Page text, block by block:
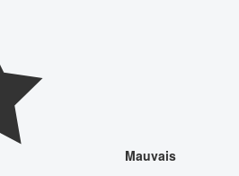
Mauvais